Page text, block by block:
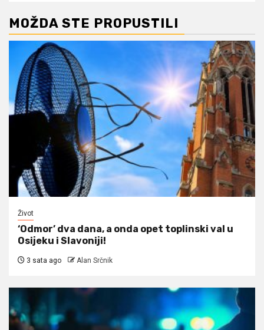
MOŽDA STE PROPUSTILI
Život
‘Odmor’ dva dana, a onda opet toplinski val u
Osijeku i Slavoniji!
3 sata ago Alan Srčnik